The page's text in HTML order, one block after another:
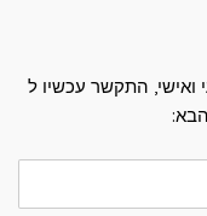
ואישי, התקשר עכשיו ל